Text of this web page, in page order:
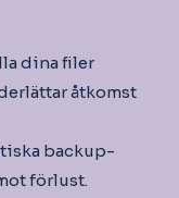
dina filer
åtkomst
backup-
förlust.